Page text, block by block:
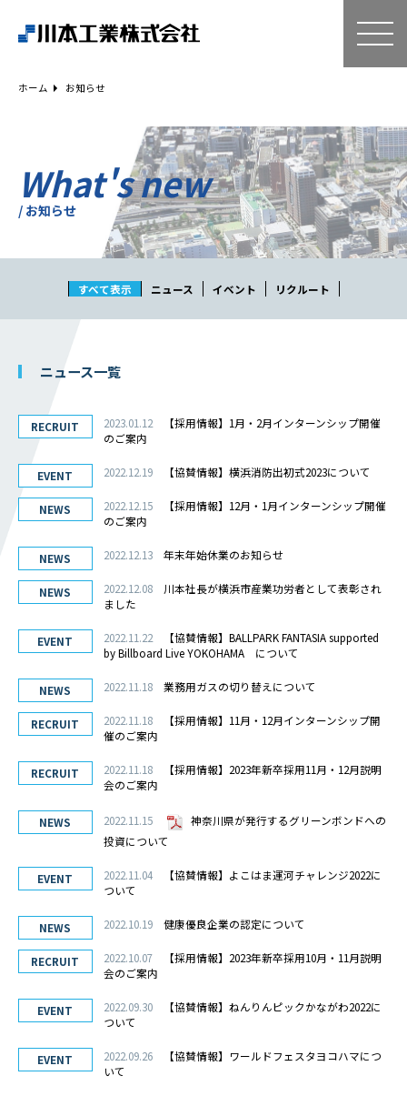
空気調和設備工事
リニューアル
設備工事
電気工事
企業情報
会社概要
社長メッセージ
役員一覧
沿革
事業所一覧
川本工業の環境活動
横浜グランドスラム
健康経営
横浜型地域貢献
よこはまグッドバランス
横浜健康経営
地域志向CSR方針
パートナーシップ構築宣言
かながわ健康優良企業
施工実績
ホテル・商業施設
リニューアル
事務所
工場・研究所・交通施設
教育・文化・スポーツ施設
病院・福祉施設
集合住宅
ホーム お知らせ
What's new
/ お知らせ
すべて表示 ニュース イベント リクルート
ニュース一覧
RECRUIT 2023.01.12
【採用情報】1月・2月インターンシップ開催
のご案内
EVENT 2022.12.19 【協賛情報】横浜消防出初式2023について
NEWS 2022.12.15
【採用情報】12月・1月インターンシップ開催
のご案内
NEWS 2022.12.13 年末年始休業のお知らせ
NEWS 2022.12.08
川本社長が横浜市産業功労者として表彰され
ました
EVENT 2022.11.22
【協賛情報】BALLPARK FANTASIA supported
by Billboard Live YOKOHAMA について
NEWS 2022.11.18 業務用ガスの切り替えについて
RECRUIT 2022.11.18
【採用情報】11月・12月インターンシップ開
催のご案内
RECRUIT 2022.11.18
【採用情報】2023年新卒採用11月・12月説明
会のご案内
NEWS 2022.11.15
神奈川県が発行するグリーンボンドへの
投資について
EVENT 2022.11.04
【協賛情報】よこはま運河チャレンジ2022に
ついて
NEWS 2022.10.19 健康優良企業の認定について
RECRUIT 2022.10.07
【採用情報】2023年新卒採用10月・11月説明
会のご案内
EVENT 2022.09.30
【協賛情報】ねんりんピックかながわ2022に
ついて
EVENT 2022.09.26
【協賛情報】ワールドフェスタヨコハマにつ
いて